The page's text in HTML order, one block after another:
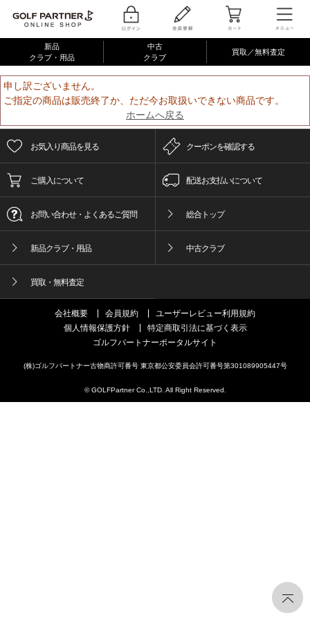
新品
クラブ・用品
中古
クラブ
買取／無料査定
申し訳ございません。
ご指定の商品は販売終了か、ただ今お取扱いできない商品です。
ホームへ戻る
お気入り商品を見る クーポンを確認する
ご購入について 配送お支払いについて
お問い合わせ・よくあるご質問 総合トップ
新品クラブ・用品 中古クラブ
買取・無料査定
会社概要 会員規約
ユーザーレビュー利用規約
個人情報保護方針
特定商取引法に基づく表示
ゴルフパートナーポータルサイト
(株)ゴルフパートナー古物商許可番号 東京都公安委員会許可番号第301089905447号
© GOLFPartner Co.,LTD. All Right Reserved.